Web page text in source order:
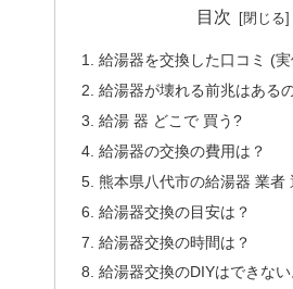
目次
給湯器を交換した口コミ (
給湯器が壊れる前兆はある
給湯 器 どこで 買う?
給湯器の交換の費用は？
熊本県八代市の給湯器 業者
給湯器交換の目安は？
給湯器交換の時間は？
給湯器交換のDIYはできない